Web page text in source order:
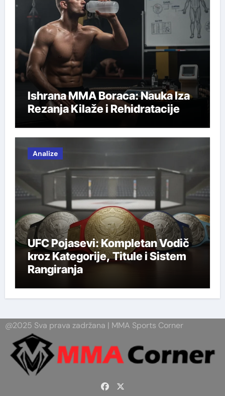
Ishrana MMA Boraca: Nauka Iza
Rezanja Kilaže i Rehidratacije
Analize
UFC Pojasevi: Kompletan Vodič
kroz Kategorije, Titule i Sistem
Rangiranja
@2025 Sva prava zadržana | MMA Sports Corner